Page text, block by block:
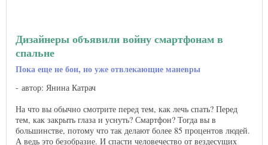
Дизайнеры объявили войну смартфонам в
спальне
Пока еще не бои, но уже отвлекающие маневры
автор: Янина Катрач
На что вы обычно смотрите перед тем, как лечь спать? Перед
тем, как закрыть глаза и уснуть? Смартфон? Тогда вы в
большинстве, потому что так делают более 85 процентов людей.
А ведь это безобразие. И спасти человечество от вездесущих